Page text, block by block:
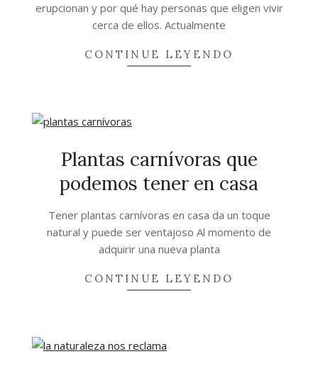
06
erupcionan y por qué hay personas que eligen vivir
cerca de ellos. Actualmente
CONTINUE LEYENDO
Plantas carnívoras que
podemos tener en casa
Tener plantas carnívoras en casa da un toque
natural y puede ser ventajoso Al momento de
adquirir una nueva planta
CONTINUE LEYENDO